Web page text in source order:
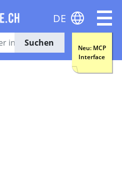
Suchen
Neu: MCP
Interface
DE